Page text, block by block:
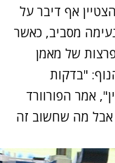
אף דיבר על
מסביב, כאשר
של מאמן
"בדקות
אמר הפורוורד
אבל מה שחשוב זה